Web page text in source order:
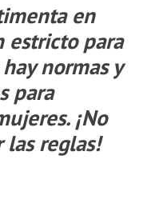
en
estricto para
normas y
para
¡No
las reglas!